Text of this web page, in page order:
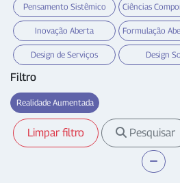
Pensamento Sistêmico Ciências
Inovação Aberta Formulação
Design de Serviços Design
Filtro
Realidade Aumentada
Limpar filtro Pesquisar